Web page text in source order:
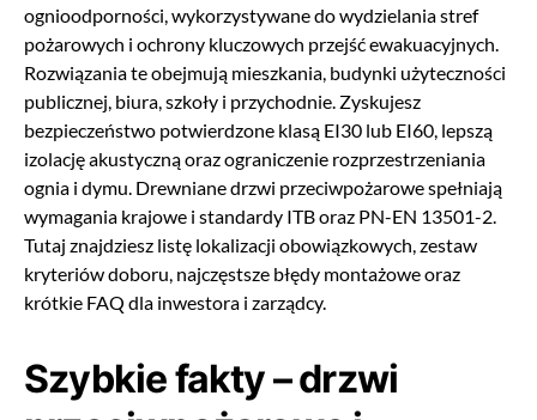
ognioodporności, wykorzystywane do wydzielania stref
pożarowych i ochrony kluczowych przejść ewakuacyjnych.
Rozwiązania te obejmują mieszkania, budynki użyteczności
publicznej, biura, szkoły i przychodnie. Zyskujesz
bezpieczeństwo potwierdzone klasą EI30 lub EI60, lepszą
izolację akustyczną oraz ograniczenie rozprzestrzeniania
ognia i dymu. Drewniane drzwi przeciwpożarowe spełniają
wymagania krajowe i standardy ITB oraz PN-EN 13501-2.
Tutaj znajdziesz listę lokalizacji obowiązkowych, zestaw
kryteriów doboru, najczęstsze błędy montażowe oraz
krótkie FAQ dla inwestora i zarządcy.
Szybkie fakty – drzwi